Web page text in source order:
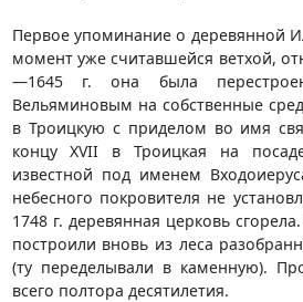
Первое упоминание о деревянной
момент уже считавшейся ветхой,
—1645 г. она была
Вельяминовым на собственные
в Троицкую с приделом во имя
концу XVII в Троицкая на
известной под именем
небесного покровителя не
1748 г. деревянная церковь
построили вновь из леса
(ту переделывали в каменную).
всего полтора десятилетия.